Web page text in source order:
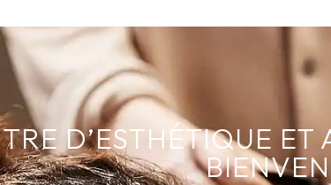
D’ESTHÉTIQUE